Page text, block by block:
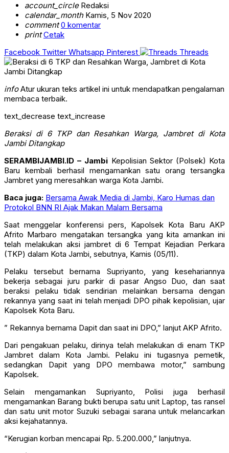
account_circleRedaksi
calendar_monthKamis, 5 Nov 2020
comment 0 komentar
print Cetak
Facebook Twitter Whatsapp Pinterest Threads
infoAtur ukuran teks artikel ini untuk mendapatkan pengalaman
membaca terbaik.
text_decrease text_increase
Beraksi di 6 TKP dan Resahkan Warga, Jambret di Kota
Jambi Ditangkap
SERAMBIJAMBI.ID – Jambi Kepolisian Sektor (Polsek) Kota
Baru kembali berhasil mengamankan satu orang tersangka
Jambret yang meresahkan warga Kota Jambi.
Baca juga: Bersama Awak Media di Jambi, Karo Humas dan
Protokol BNN RI Ajak Makan Malam Bersama
Saat menggelar konferensi pers, Kapolsek Kota Baru AKP
Afrito Marbaro mengatakan tersangka yang kita amankan ini
telah melakukan aksi jambret di 6 Tempat Kejadian Perkara
(TKP) dalam Kota Jambi, sebutnya, Kamis (05/11).
Pelaku tersebut bernama Supriyanto, yang kesehariannya
bekerja sebagai juru parkir di pasar Angso Duo, dan saat
beraksi pelaku tidak sendirian melainkan bersama dengan
rekannya yang saat ini telah menjadi DPO pihak kepolisian, ujar
Kapolsek Kota Baru.
” Rekannya bernama Dapit dan saat ini DPO,” lanjut AKP Afrito.
Dari pengakuan pelaku, dirinya telah melakukan di enam TKP
Jambret dalam Kota Jambi. Pelaku ini tugasnya pemetik,
sedangkan Dapit yang DPO membawa motor,” sambung
Kapolsek.
Selain mengamankan Supriyanto, Polisi juga berhasil
mengamankan Barang bukti berupa satu unit Laptop, tas ransel
dan satu unit motor Suzuki sebagai sarana untuk melancarkan
aksi kejahatannya.
“Kerugian korban mencapai Rp. 5.200.000,” lanjutnya.